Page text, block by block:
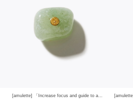
[amulette] 「Increase focus and guide to answers」 green aventurine